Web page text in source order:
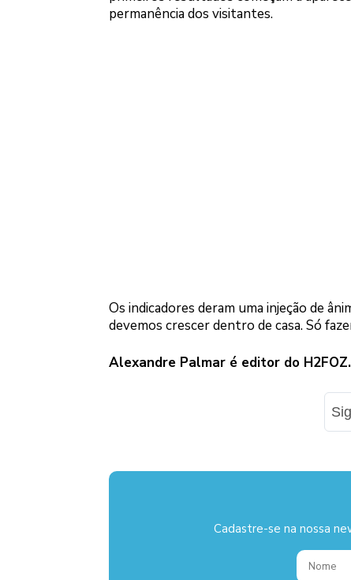
permanência dos visitantes.
Os indicadores deram uma injeção de
devemos crescer dentro de casa. Só
Alexandre Palmar é editor do H2FOZ.
Cadastre-se na nossa